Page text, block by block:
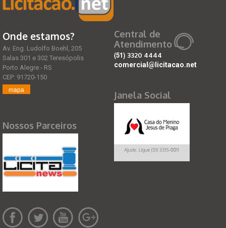
Onde estamos?
Av. Eng. Ludolfo Boehl, 205
Salas 301 e 302 Teresópolis
Porto Alegre - RS
CEP: 91720-150
mapa
Nossos Parceiros
Central de
Atendimento
(51) 3320 4444
comercial@licitacao.net
Janela Social